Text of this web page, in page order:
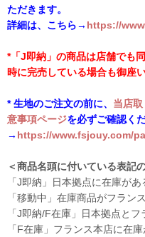
ただきます。
詳細は、こちら→ https://
*「J即納」の商品は店舗でも
時に完売している場合も御座
* 生地のご注文の前に、 当店
意事項ページを必ずご確認くだ
→ https://www.fsjouy.com/
＜商品名頭に付いている表記
「J即納」日本拠点に在庫があ
「移動中」在庫商品がフラン
「J即納/F在庫」日本拠点と
「F在庫」フランス本店に在